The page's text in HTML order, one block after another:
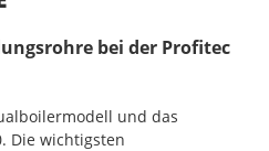
bei der Profitec
und das
Die wichtigsten